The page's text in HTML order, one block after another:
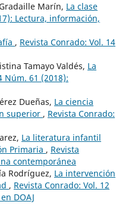
Marín, La clase
Lectura, información,
, Revista Conrado: Vol. 14
Tamayo Valdés, La
Núm. 61 (2018):
Dueñas, La ciencia
superior , Revista Conrado:
La literatura infantil
Primaria , Revista
contemporánea
Rodríguez, La intervención
, Revista Conrado: Vol. 12
DOAJ